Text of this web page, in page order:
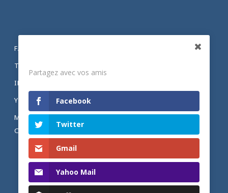
FACEBOOK
TWITTER
INSTAGRAM
YOUTUBE
MENTIONS LÉGALES ET POLITIQUE DE
CONFIDENTIALITÉ
Partagez avec vos amis
Facebook
Twitter
Gmail
Yahoo Mail